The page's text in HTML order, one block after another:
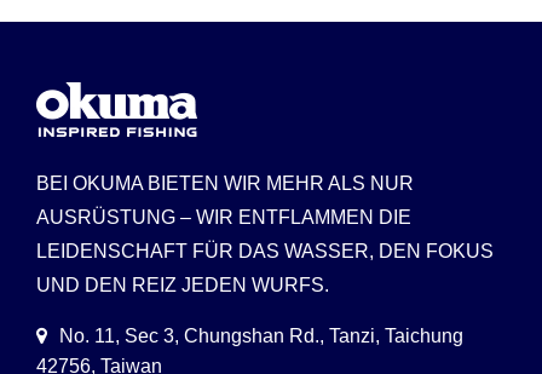
BEI OKUMA BIETEN WIR MEHR ALS NUR
AUSRÜSTUNG – WIR ENTFLAMMEN DIE
LEIDENSCHAFT FÜR DAS WASSER, DEN FOKUS
UND DEN REIZ JEDEN WURFS.
No. 11, Sec 3, Chungshan Rd., Tanzi, Taichung
42756, Taiwan